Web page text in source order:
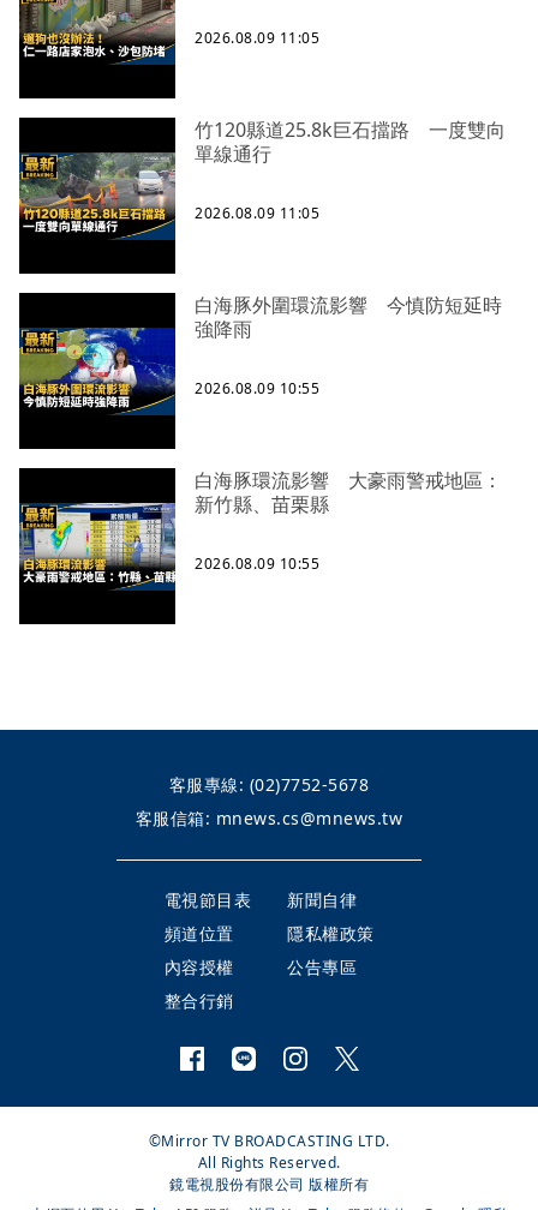
2026.08.09 11:05
竹120縣道25.8k巨石擋路 一度雙向
單線通行
2026.08.09 11:05
白海豚外圍環流影響 今慎防短延時
強降雨
2026.08.09 10:55
白海豚環流影響 大豪雨警戒地區：
新竹縣、苗栗縣
2026.08.09 10:55
客服專線: (02)7752-5678
客服信箱: mnews.cs@mnews.tw
電視節目表
新聞自律
頻道位置
隱私權政策
內容授權
公告專區
整合行銷
©Mirror TV BROADCASTING LTD.
All Rights Reserved.
鏡電視股份有限公司 版權所有